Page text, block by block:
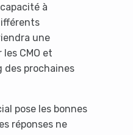
à
une
CMO et
des prochaines
pose les bonnes
réponses ne